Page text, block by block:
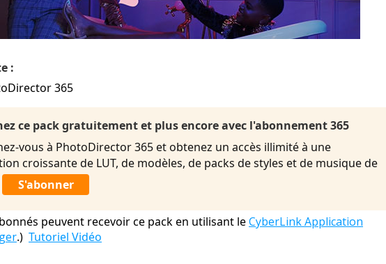
:
365
ce pack gratuitement et plus encore avec l'abonnement 365
vous à PhotoDirector 365 et obtenez un accès illimité à une
croissante de LUT, de modèles, de packs de styles et de musique de
S'abonner
peuvent recevoir ce pack en utilisant leCyberLink Application
.) Tutoriel Vidéo